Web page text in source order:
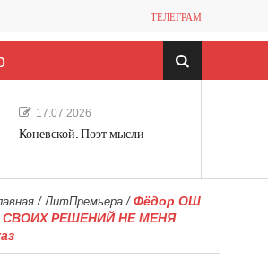
ТЕЛЕГРАМ
17.07.2026
Коневской. Поэт мысли
/ЛитПремьера / Фёдор ОШ
СВОИХ РЕШЕНИЙ НЕ МЕНЯ